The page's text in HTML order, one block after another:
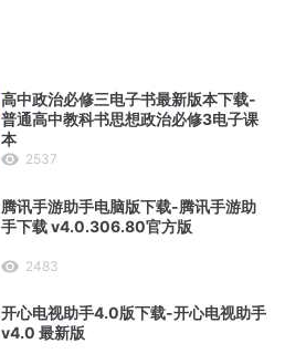
高中政治必修三电子书最新版本下载-
普通高中教科书思想政治必修3电子课
本
2537
腾讯手游助手电脑版下载-腾讯手游助
手下载 v4.0.306.80官方版
2483
开心电视助手4.0版下载-开心电视助手
v4.0 最新版